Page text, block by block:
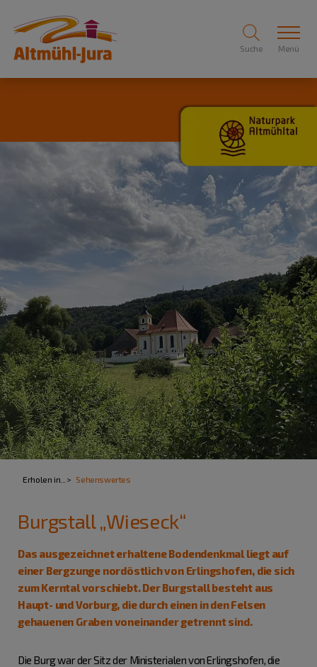
Suche Menü
Erholen in... Sehenswertes
Burgstall „Wieseck“
Das ausgezeichnet erhaltene Bodendenkmal liegt auf
einer Bergzunge nordöstlich von Erlingshofen, die sich
zum Kerntal vorschiebt. Der Burgstall besteht aus
Haupt- und Vorburg, die durch einen in den Felsen
gehauenen Graben voneinander getrennt sind.
Die Burg war der Sitz der Ministerialen von Erlingshofen, die